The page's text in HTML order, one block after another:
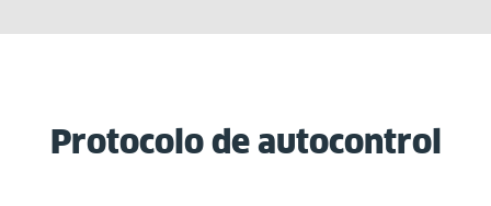
Protocolo de autocontrol